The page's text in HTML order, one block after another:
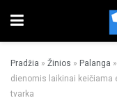
Pradžia » Žinios » Palanga »
dienomis laikinai
tvarka